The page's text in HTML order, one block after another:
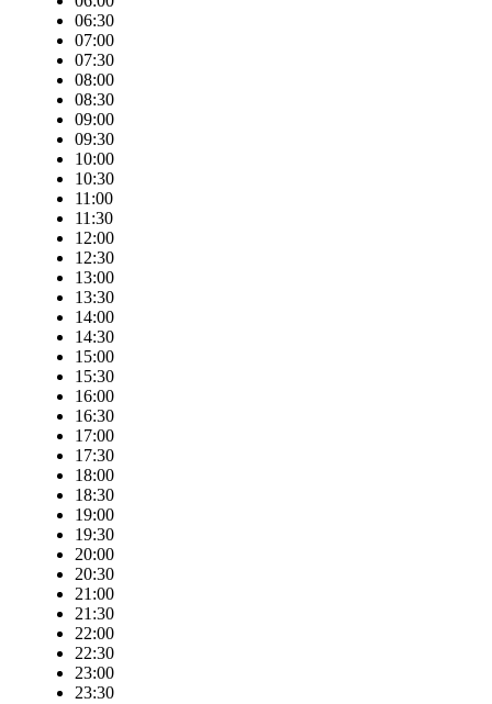
06:30
07:00
07:30
08:00
08:30
09:00
09:30
10:00
10:30
11:00
11:30
12:00
12:30
13:00
13:30
14:00
14:30
15:00
15:30
16:00
16:30
17:00
17:30
18:00
18:30
19:00
19:30
20:00
20:30
21:00
21:30
22:00
22:30
23:00
23:30